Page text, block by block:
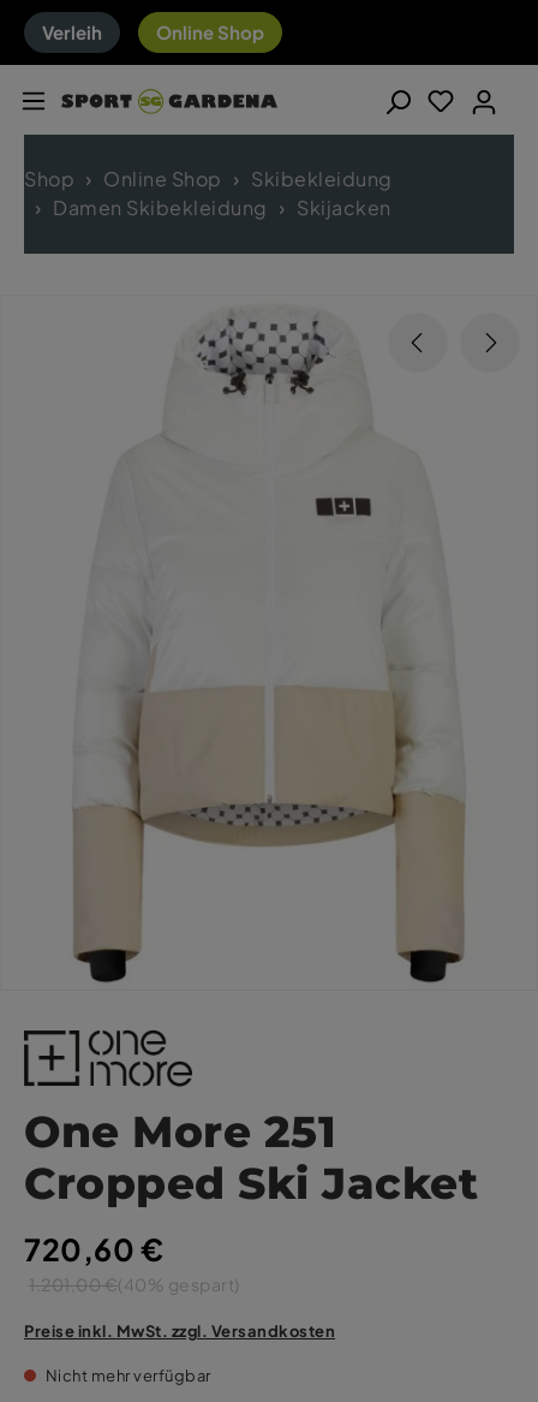
Verleih Online Shop
Shop Online Shop
Skibekleidung
Damen Skibekleidung
Skijacken
One More 251
Cropped Ski Jacket
720,60 €
1.201,00 €(40% gespart)
Preise inkl. MwSt. zzgl. Versandkosten
Nicht mehr verfügbar